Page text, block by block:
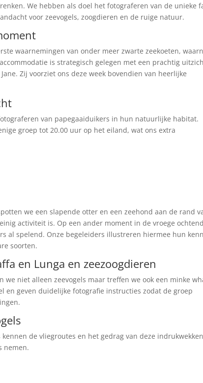
We hebben als doel het fotograferen van de unieke
voor zeevogels, zoogdieren en de ruige natuur.
waarnemingen van onder meer zwarte zeekoeten,
is strategisch gelegen met een prachtig
Zij voorziet ons deze week bovendien van heerlijke
van papegaaiduikers in hun natuurlijke habitat.
groep tot 20.00 uur op het eiland, wat ons extra
we een slapende otter en een zeehond aan de rand
activiteit is. Op een ander moment in de vroege ochtend
al spelend. Onze begeleiders illustreren hiermee hun
soorten.
en Lunga en zeezoogdieren
niet alleen zeevogels maar treffen we ook een minke
en geven duidelijke fotografie instructies zodat de groep
de vliegroutes en het gedrag van deze
nemen.